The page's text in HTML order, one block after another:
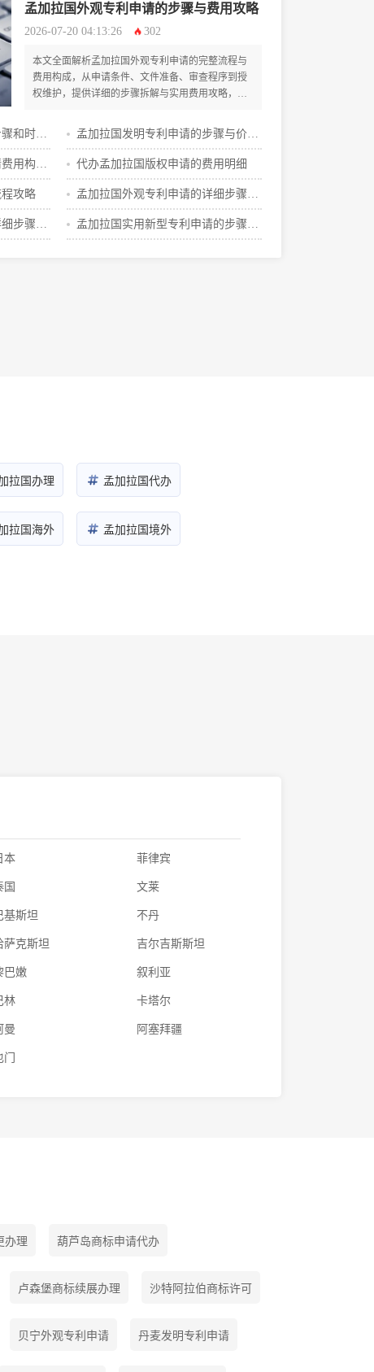
孟加拉国外观专利申请的步骤与费用攻略
2026-07-20 04:13:26 302
本文全面解析孟加拉国外观专利申请的完整流程与
费用构成，从申请条件、文件准备、审查程序到授
权维护，提供详细的步骤拆解与实用费用攻略，旨
站式专业指导。
和时间 孟加拉国发明专利申请的步骤与价格
明细
用构成 代办孟加拉国版权申请的费用明细
攻略 孟加拉国外观专利申请的详细步骤有
哪些
步骤有 孟加拉国实用新型专利申请的步骤攻
拉国办理 孟加拉国代办
拉国海外 孟加拉国境外
本 菲律宾
国 文莱
基斯坦 不丹
萨克斯坦 吉尔吉斯斯坦
巴嫩 叙利亚
林 卡塔尔
曼 阿塞拜疆
门
办理 葫芦岛商标申请代办
卢森堡商标续展办理 沙特阿拉伯商标许可
贝宁外观专利申请 丹麦发明专利申请